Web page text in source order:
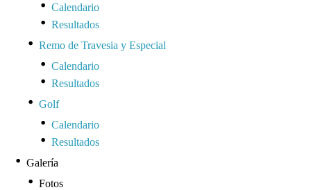
Calendario
Resultados
Remo de Travesia y Especial
Calendario
Resultados
Golf
Calendario
Resultados
Galería
Fotos